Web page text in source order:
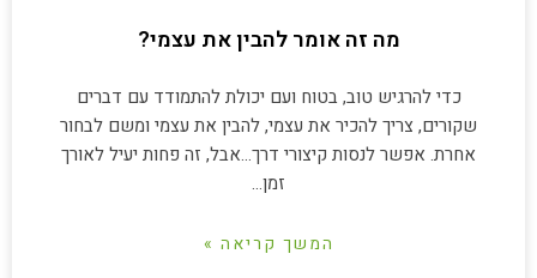
מה זה אומר להבין את עצמי?
כדי להרגיש טוב, בטוח ועם יכולת להתמודד עם דברים
שקורים, צריך להכיר את עצמי, להבין את עצמי ומשם לבחור
אחרת. אפשר לנסות קיצורי דרך…אבל, זה פחות יעיל לאורך
זמן…
המשך קריאה »